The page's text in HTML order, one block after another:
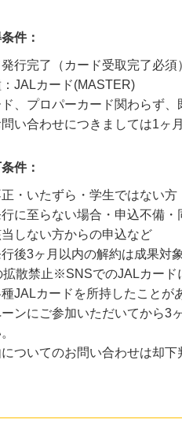
件：
行完了（カード受取完了必須
JALカード(MASTER)
、プロパーカード関わらず、
い合わせにつきましては1ヶ
件：
・いたずら・学生ではない
に至らない場合・申込不備・
しない方からの申込など
後3ヶ月以内の解約は成果対
散禁止※SNSでのJALカード
JALカードを所持したことが
ンにご参加いただいてから3
ついてのお問い合わせは却下